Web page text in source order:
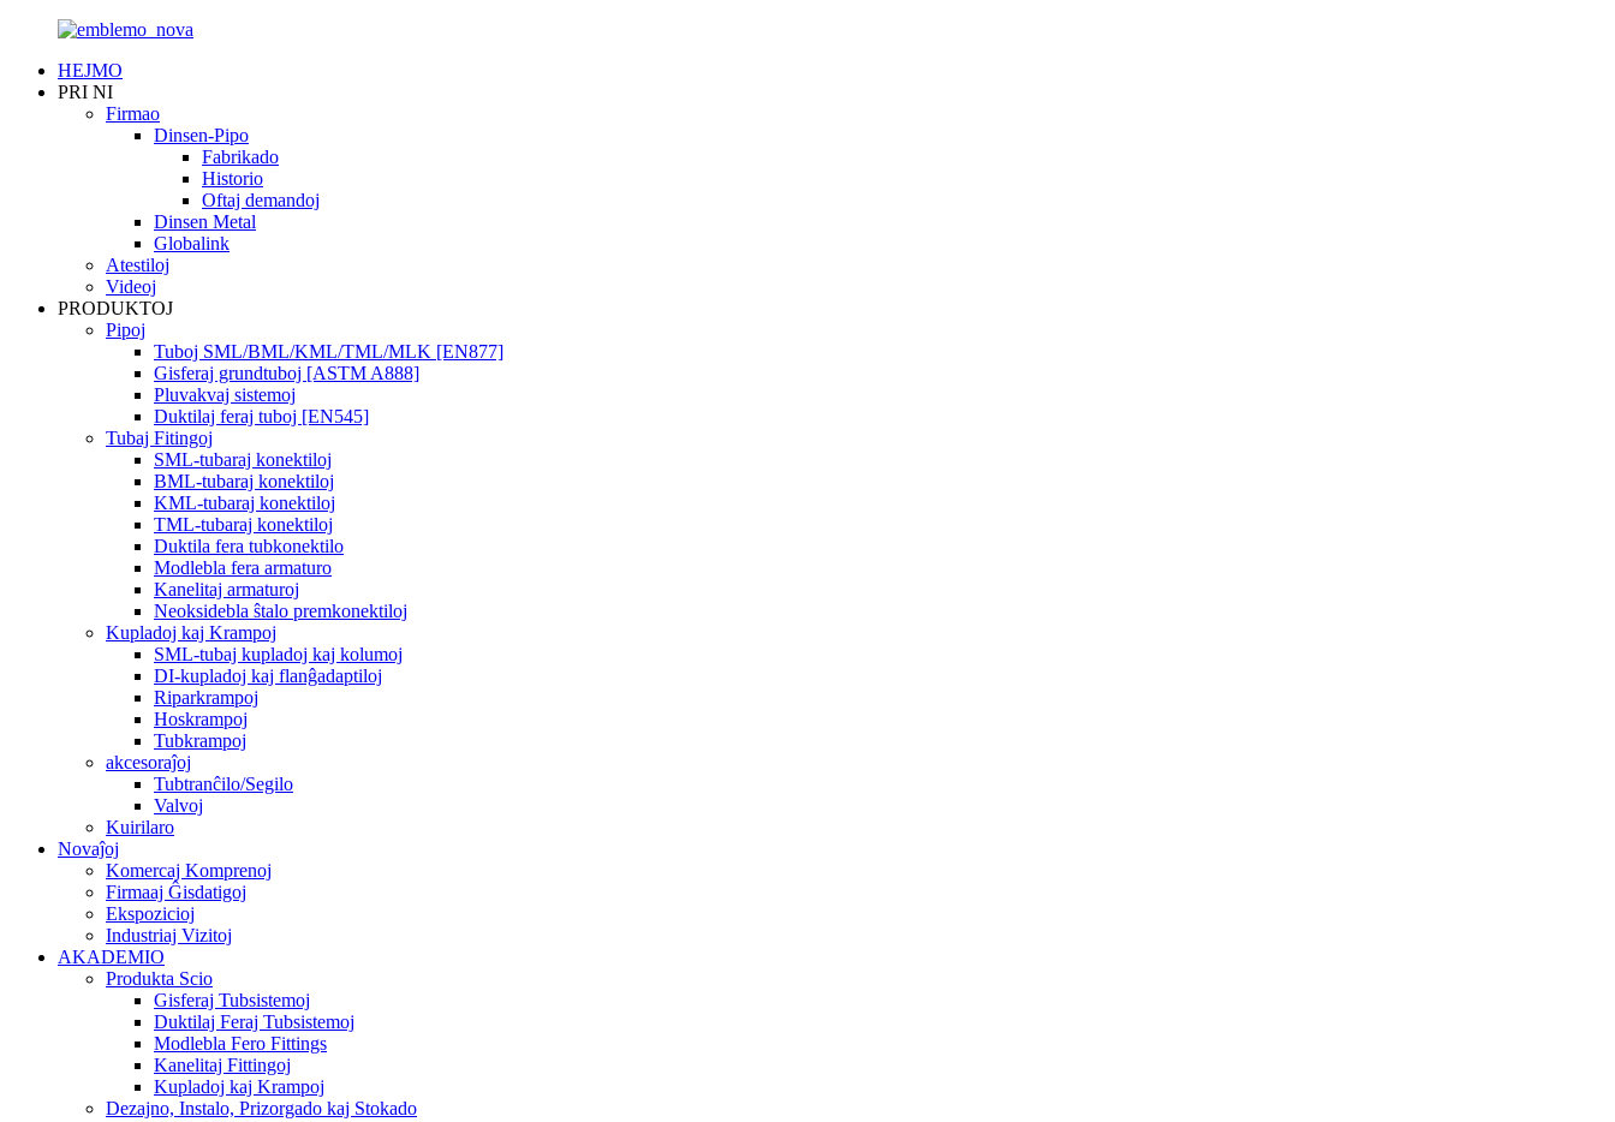
HEJMO
PRI NI
Firmao
Dinsen-Pipo
Fabrikado
Historio
Oftaj demandoj
Dinsen Metal
Globalink
Atestiloj
Videoj
PRODUKTOJ
Pipoj
Tuboj SML/BML/KML/TML/MLK [EN877]
Gisferaj grundtuboj [ASTM A888]
Pluvakvaj sistemoj
Duktilaj feraj tuboj [EN545]
Tubaj Fitingoj
SML-tubaraj konektiloj
BML-tubaraj konektiloj
KML-tubaraj konektiloj
TML-tubaraj konektiloj
Duktila fera tubkonektilo
Modlebla fera armaturo
Kanelitaj armaturoj
Neoksidebla ŝtalo premkonektiloj
Kupladoj kaj Krampoj
SML-tubaj kupladoj kaj kolumoj
DI-kupladoj kaj flanĝadaptiloj
Riparkrampoj
Hoskrampoj
Tubkrampoj
akcesoraĵoj
Tubtranĉilo/Segilo
Valvoj
Kuirilaro
Novaĵoj
Komercaj Komprenoj
Firmaaj Ĝisdatigoj
Ekspozicioj
Industriaj Vizitoj
AKADEMIO
Produkta Scio
Gisferaj Tubsistemoj
Duktilaj Feraj Tubsistemoj
Modlebla Fero Fittings
Kanelitaj Fittingoj
Kupladoj kaj Krampoj
Dezajno, Instalo, Prizorgado kaj Stokado